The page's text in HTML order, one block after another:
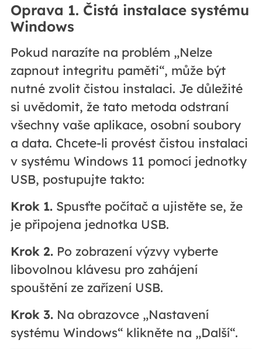
Oprava 1. Čistá instalace systému
Windows
Pokud narazíte na problém „Nelze
zapnout integritu paměti“, může být
nutné zvolit čistou instalaci. Je důležité
si uvědomit, že tato metoda odstraní
všechny vaše aplikace, osobní soubory
a data. Chcete-li provést čistou instalaci
v systému Windows 11 pomocí jednotky
USB, postupujte takto:
Krok 1.Spusťte počítač a ujistěte se, že
je připojena jednotka USB.
Krok 2.Po zobrazení výzvy vyberte
libovolnou klávesu pro zahájení
spouštění ze zařízení USB.
Krok 3.Na obrazovce „Nastavení
systému Windows“ klikněte na „Další“.